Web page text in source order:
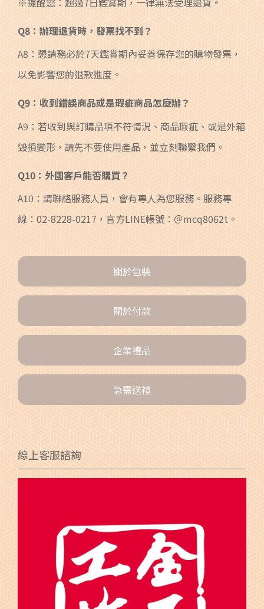
關於包裝
關於付款
企業禮品
急需送禮
線上客服諮詢
Q8：辦理退貨時，發票找不到？
A8：懇請務必於7天鑑賞期內妥善保存您的購物發票，
以免影響您的退款進度。
Q9：收到錯誤商品或是瑕疵商品怎麼辦？
A9：若收到與訂購品項不符情況、商品瑕疵、或是外箱
毀損變形，請先不要使用產品，並立刻聯繫我們。
Q10：外國客戶能否購買？
A10：請聯絡服務人員，會有專人為您服務。服務專
線：02-8228-0217，官方LINE帳號：＠mcq8062t。